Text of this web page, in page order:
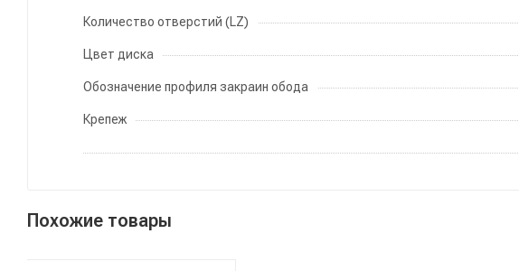
Количество отверстий (LZ)
Цвет диска
Обозначение профиля закраин обода
Крепеж
Похожие товары